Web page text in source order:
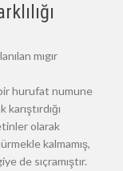
mıgır
hurufat numune
olarak
kalmamış,
de sıçramıştır.